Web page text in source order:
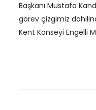
Başkanı Mustafa
görev çizgimiz
Kent Konseyi Engelli